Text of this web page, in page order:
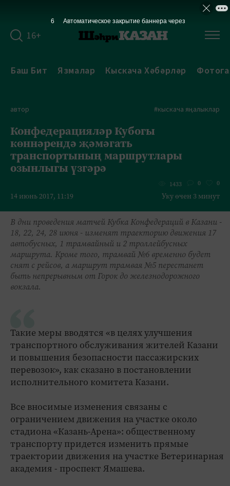
16+
Баш Бит Язмалар Кыскача Хәбәрләр
автор #кыскача яңалыклар
Конфедерацияләр Кубогы
көннәрендә җәмәгать
транспортының маршрутлары
озынлыгы үзгәрә
14 июнь 2017, 11:19
1433 0 0
Уку өчен 3 минут
В дни проведения матчей Кубка Конфедераций в Казани -
18, 22, 24, 28 июня - изменят траекторию движения 17
автобусных, 1 трамвайный и 2 троллейбусных
маршрута. Кроме того, трамвай №6 временно будет
снят с рейсов, а маршрут трамвая №5 перестанет
быть непрерывным от Горок до железнодорожного
вокзала.
Такие меры вводятся «в целях улучшения
транспортного обслуживания жителей Казани
и повышения безопасности пассажирских
перевозок», как сказано в постановлении
исполнительного комитета Казани.
Все вносимые изменения связаны с
ограничением движения на участке около
стадиона «Казань-Арена»: общественному
транспорту придется изменить прямые
траектории движения на участке Ветеринарная
академия - проспект Ямашева.
5 Автоматическое закрытие баннера через